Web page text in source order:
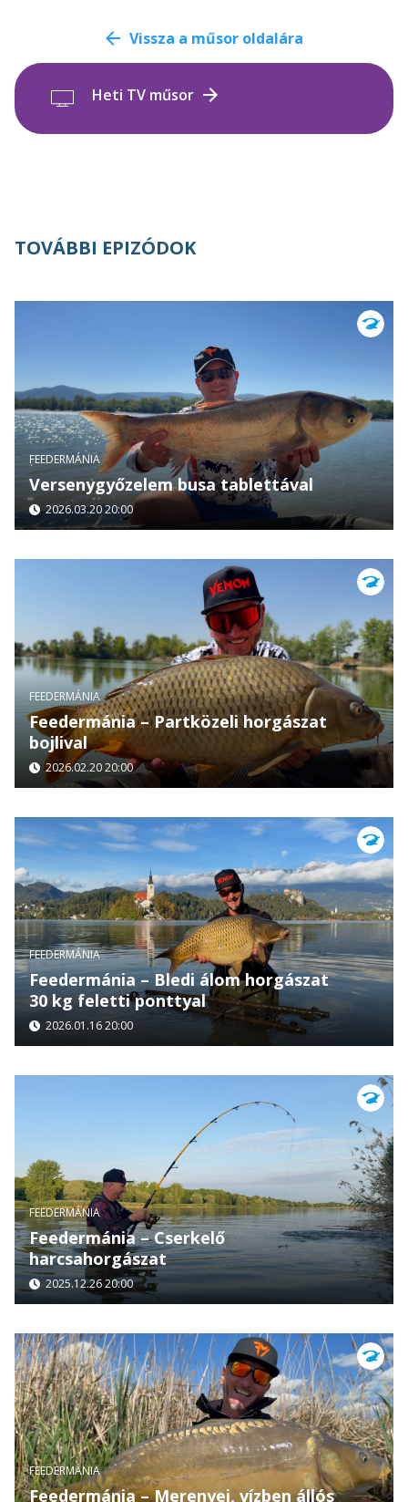
Vissza a műsor oldalára
Heti TV műsor
TOVÁBBI EPIZÓDOK
FEEDERMÁNIA
Versenygyőzelem busa tablettával
2026.03.20 20:00
FEEDERMÁNIA
Feedermánia – Partközeli horgászat
bojlival
2026.02.20 20:00
FEEDERMÁNIA
Feedermánia – Bledi álom horgászat
30 kg feletti ponttyal
2026.01.16 20:00
FEEDERMÁNIA
Feedermánia – Cserkelő
harcsahorgászat
2025.12.26 20:00
FEEDERMÁNIA
Feedermánia – Merenyei, vízben állós